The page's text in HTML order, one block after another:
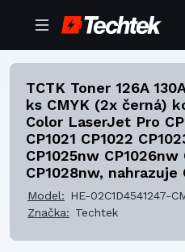
TCTK Toner 126A
ks CMYK (2x černá)
Color LaserJet Pro
CP1021 CP1022
CP1025nw CP1026nw
CP1028nw, nahrazuje
Model: HE-02C1D4541247-
Značka: Techtek